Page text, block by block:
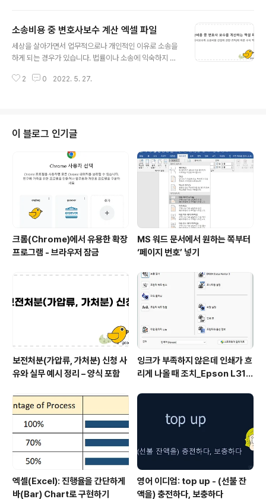
력하고, 사건 구분을 선택하면 인지액과 송달료가 계산되
도록 했습니다. 위의 입력 및 선택 대상 외에 다른 셀들은
모두 잠금을 했기 때문에 선택이나 입력을 할 수 없으니, 참
산되기 때문에 함께 포함해서 정리했습니다. [고지 사항]
소송비용 중 변호사보수 계산 엑셀 파일
세상을 살아가면서 업무적으로나 개인적인 이유로 소송을
하게 되는 경우가 있습니다. 법률이나 소송에 익숙하지 않
이라서, 소송비용 중 변호사 보수를 계산할 일이 없거나 또
셀 파일을 올려 봅니다. 소송비용 중에 변호사 보수를 계산
하는 것에 관심이 있을 정도라면 당연히 아시겠지만, 원고
가 소송에서 100% 승소를 해서 청구취지의 내용을 모두
인용받고, "소송비용은 피고의 부담으로 한다"는 판결을 받
았다고 해서... 자신이 변호사에게 지불한 착수금과 성공보
2 0 2022. 5. 27.
이 블로그 인기글
크롬(Chrome)에서 유용한 확장
프로그램 - 브라우저 잠금
MS 워드 문서에서 원하는 쪽부터
‘페이지 번호’ 넣기
보전처분(가압류, 가처분) 신청 사
유와 실무 예시 정리 – 양식 포함
잉크가 부족하지 않은데 인쇄가 흐
리게 나올 때 조치_Epson L315
엑셀(Excel): 진행율을 간단하게
바(Bar) Chart로 구현하기
영어 이디엄: top up - (선불 잔
액을) 충전하다, 보충하다